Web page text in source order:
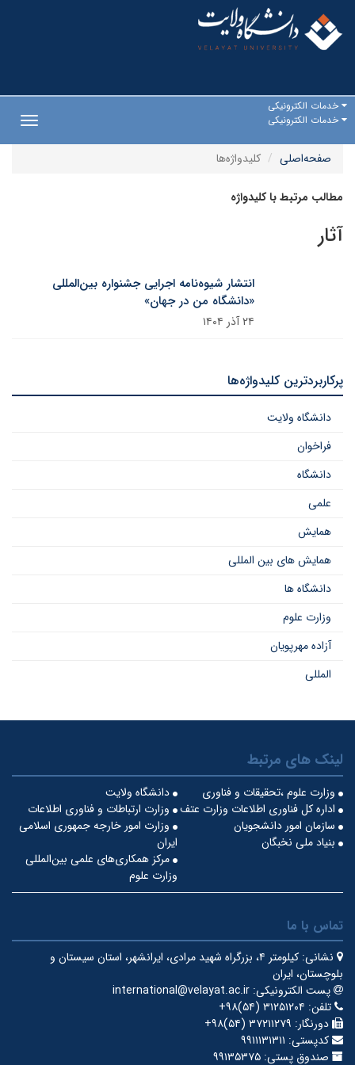
خدمات الکترونیکی
خدمات الکترونیکی
صفحه‌اصلی
کلیدواژه‌ها
مطالب مرتبط با کلیدواژه
آثار
انتشار شیوه‌نامه اجرایی جشنواره بین‌المللی
«دانشگاه من در جهان»
۲۴ آذر ۱۴۰۴
پرکاربردترین کلیدواژه‌ها
دانشگاه ولایت
فراخوان
دانشگاه
علمی
همایش
همایش های بین المللی
دانشگاه ها
وزارت علوم
آزاده مهرپویان
المللی
لینک های مرتبط
دانشگاه ولایت
وزارت علوم ،تحقیقات و فناوری
وزارت ارتباطات و فناوری اطلاعات
اداره کل فناوری اطلاعات وزارت عتف
وزارت امور خارجه جمهوری اسلامی
ایران
سازمان امور دانشجویان
بنیاد ملی نخبگان
مرکز همکاری‌های علمی بین‌المللی
وزارت علوم
تماس با ما
نشانی:
کیلومتر ۴، بزرگراه شهید مرادی، ایرانشهر، استان سیستان و
بلوچستان، ایران
پست الکترونیکی: international@velayat.ac.ir
تلفن: ‎+۹۸(۵۴) ۳۱۲۵۱۲۰۴
دورنگار: ‎+۹۸(۵۴) ۳۷۲۱۱۲۷۹
کدپستی: ۹۹۱۱۱۳۱۳۱۱
صندوق پستی: ۹۹۱۳۵۳۷۵